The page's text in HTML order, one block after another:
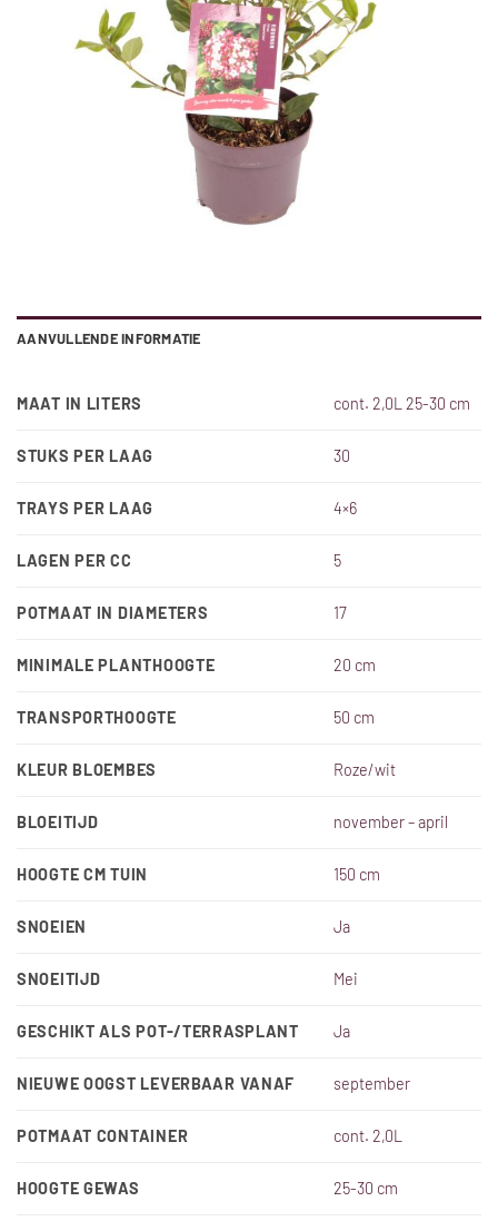
AANVULLENDE INFORMATIE
MAAT IN LITERS cont. 2,0L 25-30 cm
STUKS PER LAAG 30
TRAYS PER LAAG 4×6
LAGEN PER CC 5
POTMAAT IN DIAMETERS 17
MINIMALE PLANTHOOGTE 20 cm
TRANSPORTHOOGTE 50 cm
KLEUR BLOEMBES Roze/wit
BLOEITIJD november – april
HOOGTE CM TUIN 150 cm
SNOEIEN Ja
SNOEITIJD Mei
GESCHIKT ALS POT-/TERRASPLANT Ja
NIEUWE OOGST LEVERBAAR VANAF september
POTMAAT CONTAINER cont. 2,0L
HOOGTE GEWAS 25-30 cm